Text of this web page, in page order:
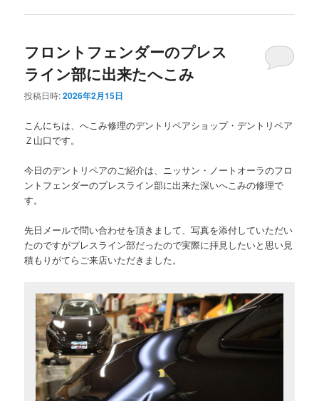
フロントフェンダーのプレス
ライン部に出来たへこみ
投稿日時:2026年2月15日
こんにちは、へこみ修理のデントリペアショップ・デントリペア
Ｚ山口です。
今日のデントリペアのご紹介は、ニッサン・ノートオーラのフロ
ントフェンダーのプレスライン部に出来た深いへこみの修理で
す。
先日メールで問い合わせを頂きまして、写真を添付していただい
たのですがプレスライン部だったので実際に拝見したいと思い見
積もりがてらご来店いただきました。